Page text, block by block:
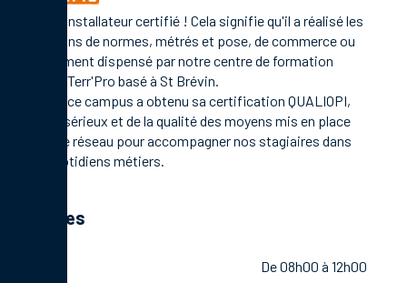
C'est un installateur certifié ! Cela signifie qu'il a réalisé les
formations de normes, métrés et pose, de commerce ou
management dispensé par notre centre de formation
Campus Terr'Pro basé à St Brévin.
En 2021, ce campus a obtenu sa certification QUALIOPI,
gage de sérieux et de la qualité des moyens mis en place
par notre réseau pour accompagner nos stagiaires dans
leurs quotidiens métiers.
Horaires
De 08h00 à 12h00